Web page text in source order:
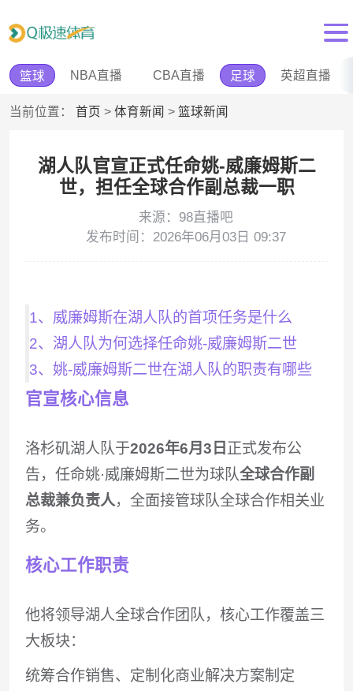
篮球 NBA直播 CBA直播 足球 英超直播
当前位置： 首页 > 体育新闻 > 篮球新闻
湖人队官宣正式任命姚-威廉姆斯二
世，担任全球合作副总裁一职
来源：98直播吧
发布时间：2026年06月03日 09:37
1、威廉姆斯在湖人队的首项任务是什么
2、湖人队为何选择任命姚-威廉姆斯二世
3、姚-威廉姆斯二世在湖人队的职责有哪些
官宣核心信息
洛杉矶湖人队于‌2026年6月3日 ‌正式发布公
告，任命姚·威廉姆斯二世为球队‌全球合作副
总裁兼负责人‌，全面接管球队全球合作相关业
务。
核心工作职责
他将领导湖人全球合作团队，核心工作覆盖三
大板块：
统筹合作销售、定制化商业解决方案制定